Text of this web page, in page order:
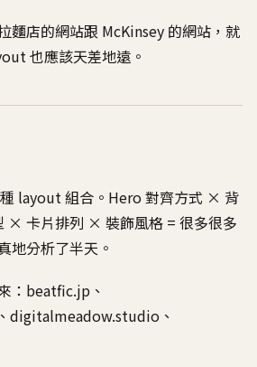
麵店的網站跟 McKinsey 的網站，就
也應該天差地遠。
layout 組合。Hero 對齊方式 × 背
× 卡片排列 × 裝飾風格 = 很多很多
地分析了半天。
：beatfic.jp、
digitalmeadow.studio、